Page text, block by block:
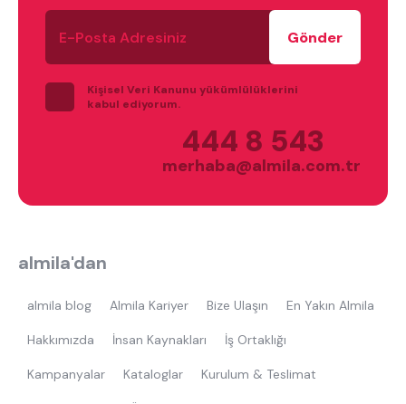
tek kişilik yatak gamer
monte
toddler yatak
E-
Posta
Adresiniz
Kişisel Veri Kanunu yükümlülüklerini
kabul ediyorum.
444 8 543
merhaba@almila.com.tr
almila'dan
almila blog Almila Kariyer Bize Ulaşın En Yakın Almila
Hakkımızda İnsan Kaynakları İş Ortaklığı
Kampanyalar Kataloglar Kurulum & Teslimat